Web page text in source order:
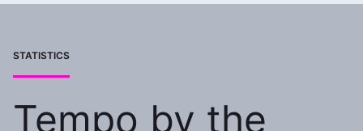
STATISTICS
Tempo by the